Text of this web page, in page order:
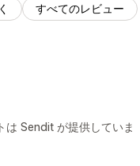
すべてのレビュー
は Sendit が提供していま